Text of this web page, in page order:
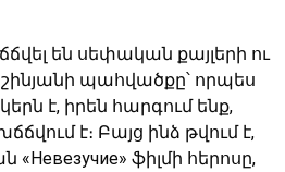
են սեփական քայլերի ու
պահվածքը՝ որպես
է, իրեն հարգում ենք,
է։ Բայց ինձ թվում է,
ֆիլմի հերոսը,